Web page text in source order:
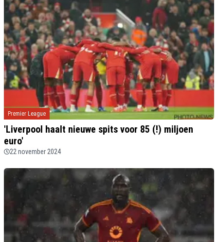
Premier League
'Liverpool haalt nieuwe spits voor 85 (!) miljoen
euro'
22 november 2024